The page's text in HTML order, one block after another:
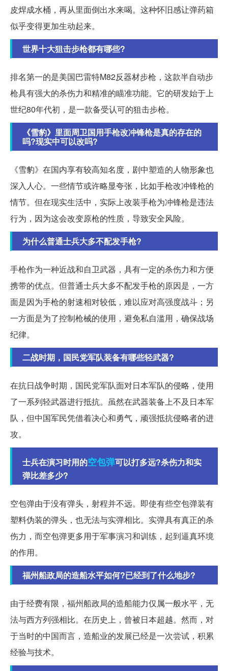
皮焊成水桶，再从里面倒出水来喝。这种怀旧感让弹药箱
似乎变得更加生动起来。
世界十大狙击步枪都有哪些?
排名第一的是美国巴雷特M82反器材步枪，这款半自动步
枪具有强大的杀伤力和精准的瞄准功能。它的研发始于上
世纪80年代初，是一款备受认可的狙击步枪。
《雪豹》里面周卫国用手枪改冲锋枪是真的存在的
吗?现实中可以改吗?
《雪豹》在国内享有较高知名度，剧中塑造的人物形象也
深入人心。一些情节或许略显夸张，比如手枪改冲锋枪的
情节。但在现实生活中，实际上改装手枪为冲锋枪是违法
行为，因为这会改变原枪的性质，导致安全风险。
为什么普通士兵大多不配发手枪?
手枪作为一种近战和自卫武器，具有一定的杀伤力和方便
携带的优点。但普通士兵大多不配发手枪的原因是，一方
面是因为手枪的射速相对较低，难以应对高强度战斗；另
一方面是为了控制枪械的使用，避免私自滥用，确保战场
纪律。
二战时期，国民党军队装备有哪些轻武器?
在抗日战争时期，国民党军队面对日本军队的侵略，使用
了一系列轻武器进行抵抗。虽然在武器装备上不及日本军
队，但中国军民凭借着决心和勇气，顽强抵抗侵略者的进
攻。
士兵在演习时用的空包弹可以打多远?杀伤力和实
弹比差多少?
空包弹由于没有弹头，射程并不远。即使有些空包弹装有
塑料伪装的弹头，也无法与实弹相比。实弹具有真正的杀
伤力，而空包弹更多用于军事演习和训练，起到逼真环境
的作用。
福州船政局的造船水平如何?已经到了什么地步?
由于经费有限，福州船政局的造船能力仅属一般水平，无
法与西方列强相比。在历史上，曾被日本超越。然而，对
于当时的中国而言，造船业的发展已经是一次尝试，积累
经验与技术。